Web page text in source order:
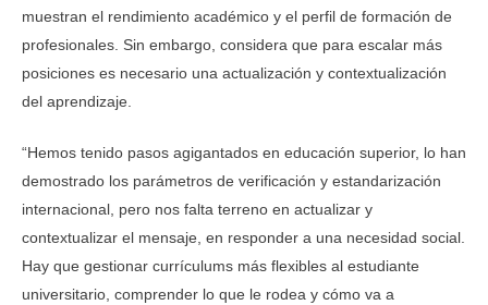
muestran el rendimiento académico y el perfil de formación de
profesionales. Sin embargo, considera que para escalar más
posiciones es necesario una actualización y contextualización
del aprendizaje.
“Hemos tenido pasos agigantados en educación superior, lo han
demostrado los parámetros de verificación y estandarización
internacional, pero nos falta terreno en actualizar y
contextualizar el mensaje, en responder a una necesidad social.
Hay que gestionar currículums más flexibles al estudiante
universitario, comprender lo que le rodea y cómo va a